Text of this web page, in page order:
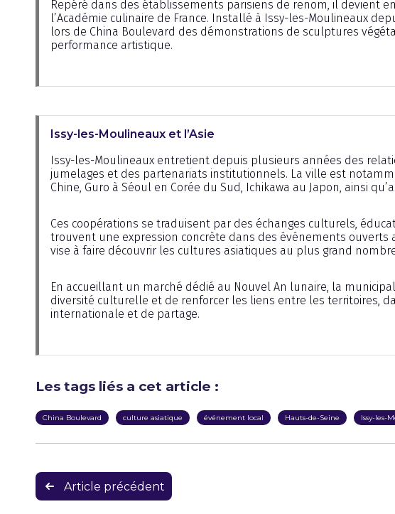
Repéré dans des établissements parisiens de renom, il devient
l’Académie culinaire de France. Installé à Issy-les-Moulineaux
lors de China Boulevard des démonstrations de sculptures
performance artistique.
Issy-les-Moulineaux et l’Asie
Issy-les-Moulineaux entretient depuis plusieurs années des
jumelages et des partenariats institutionnels. La ville est
Chine, Guro à Séoul en Corée du Sud, Ichikawa au Japon, ainsi
Ces coopérations se traduisent par des échanges culturels,
trouvent une expression concrète dans des événements ouverts
vise à faire découvrir les cultures asiatiques au plus grand
En accueillant un marché dédié au Nouvel An lunaire, la
diversité culturelle et de renforcer les liens entre les territoires,
internationale et de partage.
Les tags liés a cet article :
China Boulevard culture asiatique événement local Hauts-de-Seine Issy-les-
Navigation
de
Article précédent